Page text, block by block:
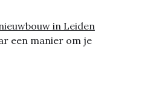
in Leiden
een manier om je